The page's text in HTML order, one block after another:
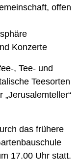
offen
Konzerte
, Tee- und
Teesorten
das frühere
17.00 Uhr statt.